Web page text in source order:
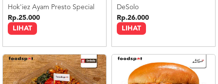
LIHAT
Hok'iez Ayam Presto Special
Rp.25.000
LIHAT
DeSolo
Rp.26.000